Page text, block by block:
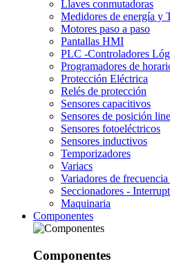
Llaves conmutadoras
Medidores de energía y
Motores paso a paso
Pantallas HMI
PLC -Controladores
Programadores de
Protección Eléctrica
Relés de protección
Sensores capacitivos
Sensores de posición
Sensores fotoeléctricos
Sensores inductivos
Temporizadores
Variacs
Variadores de
Seccionadores -
Maquinaria
Componentes
Componentes